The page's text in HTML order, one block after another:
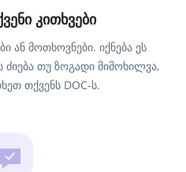
კითხვები
ან მოთხოვნები. იქნება ეს
თუ ზოგადი მიმოხილვა,
თქვენს DOC-ს.